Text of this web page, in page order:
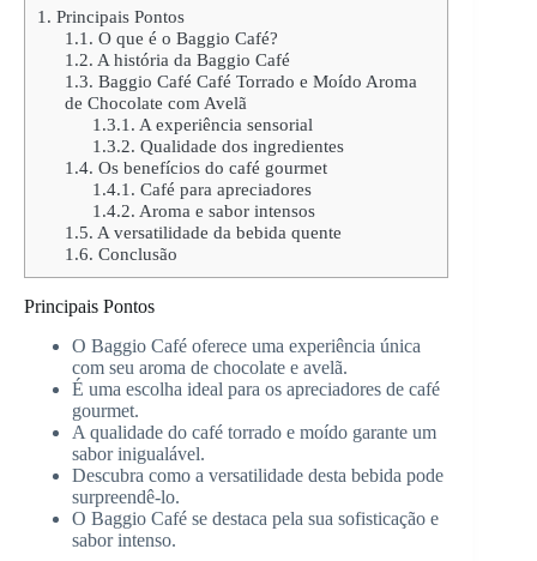
1. Principais Pontos
1.1. O que é o Baggio Café?
1.2. A história da Baggio Café
1.3. Baggio Café Café Torrado e Moído Aroma
de Chocolate com Avelã
1.3.1. A experiência sensorial
1.3.2. Qualidade dos ingredientes
1.4. Os benefícios do café gourmet
1.4.1. Café para apreciadores
1.4.2. Aroma e sabor intensos
1.5. A versatilidade da bebida quente
1.6. Conclusão
Principais Pontos
O Baggio Café oferece uma experiência única
com seu aroma de chocolate e avelã.
É uma escolha ideal para os apreciadores de café
gourmet.
A qualidade do café torrado e moído garante um
sabor inigualável.
Descubra como a versatilidade desta bebida pode
surpreendê-lo.
O Baggio Café se destaca pela sua sofisticação e
sabor intenso.